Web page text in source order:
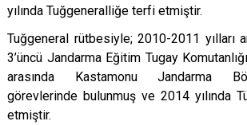
yılında Tuğgeneralliğe terfi etmiştir.
Tuğgeneral rütbesiyle; 2010-2011 yılları
3’üncü Jandarma Eğitim Tugay
arasında Kastamonu Jandarma
görevlerinde bulunmuş ve 2014 yılında
etmiştir.